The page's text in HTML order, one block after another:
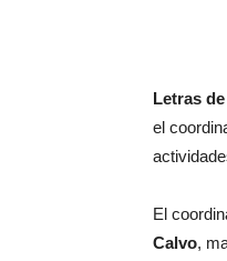
Letras
el
El
Calvo,